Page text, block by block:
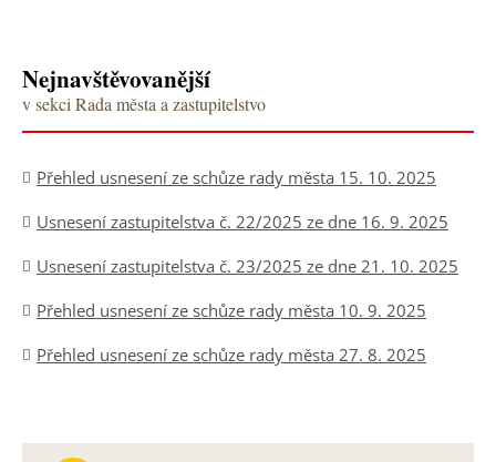
Nejnavštěvovanější
v sekci Rada města a zastupitelstvo
Přehled usnesení ze schůze rady města 15. 10. 2025
Usnesení zastupitelstva č. 22/2025 ze dne 16. 9. 2025
Usnesení zastupitelstva č. 23/2025 ze dne 21. 10. 2025
Přehled usnesení ze schůze rady města 10. 9. 2025
Přehled usnesení ze schůze rady města 27. 8. 2025